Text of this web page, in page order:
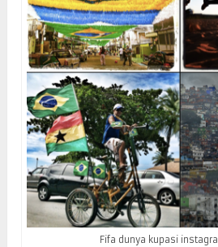
Fifa dunya kupasi